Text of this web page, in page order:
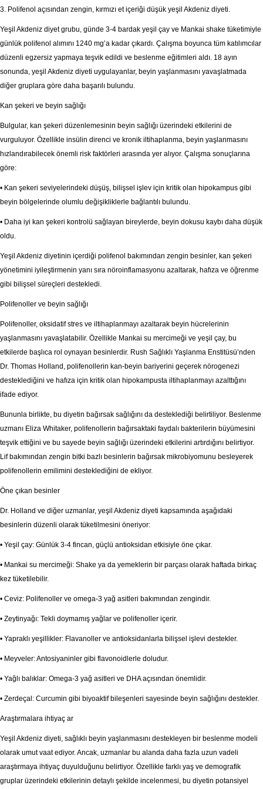
3. Polifenol açısından zengin, kırmızı et içeriği düşük yeşil Akdeniz diyeti.
Yeşil Akdeniz diyet grubu, günde 3-4 bardak yeşil çay ve Mankai shake tüketimiyle
günlük polifenol alımını 1240 mg’a kadar çıkardı. Çalışma boyunca tüm katılımcılar
düzenli egzersiz yapmaya teşvik edildi ve beslenme eğitimleri aldı. 18 ayın
sonunda, yeşil Akdeniz diyeti uygulayanlar, beyin yaşlanmasını yavaşlatmada
diğer gruplara göre daha başarılı bulundu.
Kan şekeri ve beyin sağlığı
Bulgular, kan şekeri düzenlemesinin beyin sağlığı üzerindeki etkilerini de
vurguluyor. Özellikle insülin direnci ve kronik iltihaplanma, beyin yaşlanmasını
hızlandırabilecek önemli risk faktörleri arasında yer alıyor. Çalışma sonuçlarına
göre:
• Kan şekeri seviyelerindeki düşüş, bilişsel işlev için kritik olan hipokampus gibi
beyin bölgelerinde olumlu değişikliklerle bağlantılı bulundu.
• Daha iyi kan şekeri kontrolü sağlayan bireylerde, beyin dokusu kaybı daha düşük
oldu.
Yeşil Akdeniz diyetinin içerdiği polifenol bakımından zengin besinler, kan şekeri
yönetimini iyileştirmenin yanı sıra nöroinflamasyonu azaltarak, hafıza ve öğrenme
gibi bilişsel süreçleri destekledi.
Polifenoller ve beyin sağlığı
Polifenoller, oksidatif stres ve iltihaplanmayı azaltarak beyin hücrelerinin
yaşlanmasını yavaşlatabilir. Özellikle Mankai su mercimeği ve yeşil çay, bu
etkilerde başlıca rol oynayan besinlerdir. Rush Sağlıklı Yaşlanma Enstitüsü’nden
Dr. Thomas Holland, polifenollerin kan-beyin bariyerini geçerek nörogenezi
desteklediğini ve hafıza için kritik olan hipokampusta iltihaplanmayı azalttığını
ifade ediyor.
Bununla birlikte, bu diyetin bağırsak sağlığını da desteklediği belirtiliyor. Beslenme
uzmanı Eliza Whitaker, polifenollerin bağırsaktaki faydalı bakterilerin büyümesini
teşvik ettiğini ve bu sayede beyin sağlığı üzerindeki etkilerini artırdığını belirtiyor.
Lif bakımından zengin bitki bazlı besinlerin bağırsak mikrobiyomunu besleyerek
polifenollerin emilimini desteklediğini de ekliyor.
Öne çıkan besinler
Dr. Holland ve diğer uzmanlar, yeşil Akdeniz diyeti kapsamında aşağıdaki
besinlerin düzenli olarak tüketilmesini öneriyor:
• Yeşil çay: Günlük 3-4 fincan, güçlü antioksidan etkisiyle öne çıkar.
• Mankai su mercimeği: Shake ya da yemeklerin bir parçası olarak haftada birkaç
kez tüketilebilir.
• Ceviz: Polifenoller ve omega-3 yağ asitleri bakımından zengindir.
• Zeytinyağı: Tekli doymamış yağlar ve polifenoller içerir.
• Yapraklı yeşillikler: Flavanoller ve antioksidanlarla bilişsel işlevi destekler.
• Meyveler: Antosiyaninler gibi flavonoidlerle doludur.
• Yağlı balıklar: Omega-3 yağ asitleri ve DHA açısından önemlidir.
• Zerdeçal: Curcumin gibi biyoaktif bileşenleri sayesinde beyin sağlığını destekler.
Araştırmalara ihtiyaç ar
Yeşil Akdeniz diyeti, sağlıklı beyin yaşlanmasını destekleyen bir beslenme modeli
olarak umut vaat ediyor. Ancak, uzmanlar bu alanda daha fazla uzun vadeli
araştırmaya ihtiyaç duyulduğunu belirtiyor. Özellikle farklı yaş ve demografik
gruplar üzerindeki etkilerinin detaylı şekilde incelenmesi, bu diyetin potansiyel